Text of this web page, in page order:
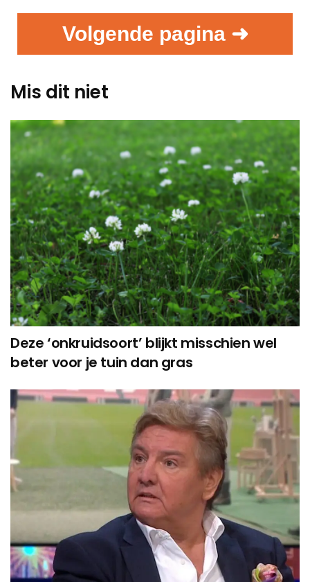
Volgende pagina ➜
Mis dit niet
Deze ‘onkruidsoort’ blijkt misschien wel
beter voor je tuin dan gras